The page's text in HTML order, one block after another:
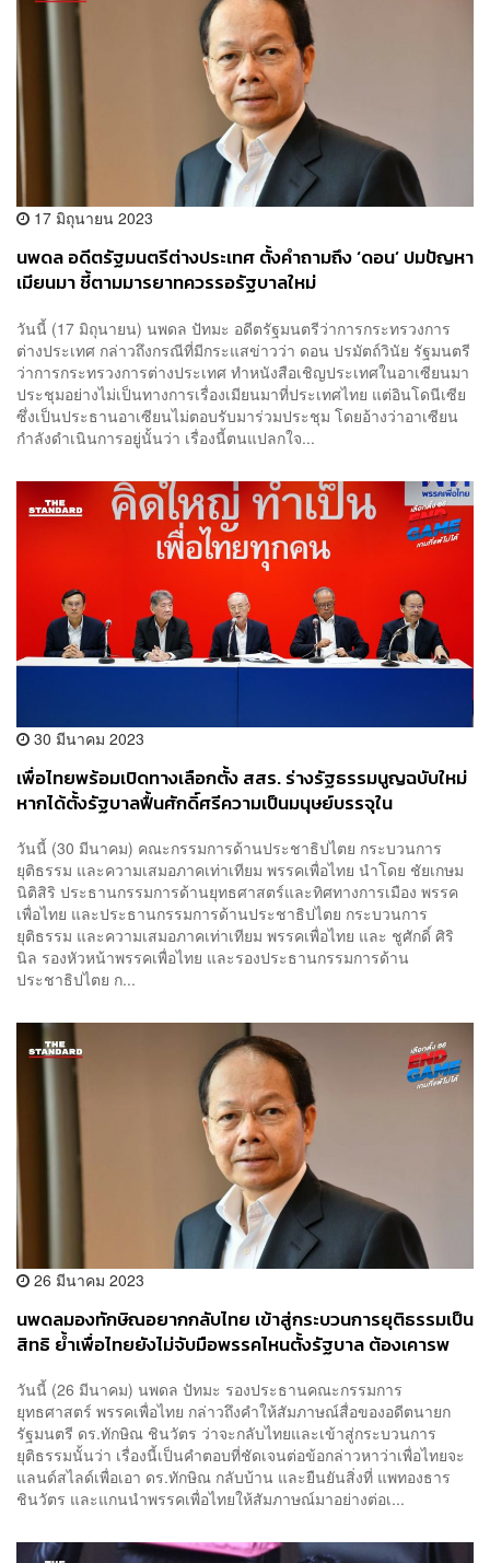
17 มิถุนายน 2023
นพดล อดีตรัฐมนตรีต่างประเทศ ตั้งคำถามถึง ‘ดอน’ ปมปัญหา
เมียนมา ชี้ตามมารยาทควรรอรัฐบาลใหม่
วันนี้ (17 มิถุนายน) นพดล ปัทมะ อดีตรัฐมนตรีว่าการกระทรวงการ
ต่างประเทศ กล่าวถึงกรณีที่มีกระแสข่าวว่า ดอน ปรมัตถ์วินัย รัฐมนตรี
ว่าการกระทรวงการต่างประเทศ ทำหนังสือเชิญประเทศในอาเซียนมา
ประชุมอย่างไม่เป็นทางการเรื่องเมียนมาที่ประเทศไทย แต่อินโดนีเซีย
ซึ่งเป็นประธานอาเซียนไม่ตอบรับมาร่วมประชุม โดยอ้างว่าอาเซียน
กำลังดำเนินการอยู่นั้นว่า เรื่องนี้ตนแปลกใจ...
30 มีนาคม 2023
เพื่อไทยพร้อมเปิดทางเลือกตั้ง สสร. ร่างรัฐธรรมนูญฉบับใหม่
หากได้ตั้งรัฐบาลฟื้นศักดิ์ศรีความเป็นมนุษย์บรรจุใน
วันนี้ (30 มีนาคม) คณะกรรมการด้านประชาธิปไตย กระบวนการ
ยุติธรรม และความเสมอภาคเท่าเทียม พรรคเพื่อไทย นำโดย ชัยเกษม
นิติสิริ​​ ประธานกรรมการด้านยุทธศาสตร์และทิศทางการเมือง พรรค
เพื่อไทย และประธานกรรมการด้านประชาธิปไตย กระบวนการ
ยุติธรรม และความเสมอภาคเท่าเทียม พรรคเพื่อไทย และ ชูศักดิ์ ศิริ
นิล รองหัวหน้าพรรคเพื่อไทย และรองประธานกรรมการด้าน
ประชาธิปไตย ก...
26 มีนาคม 2023
นพดลมองทักษิณอยากกลับไทย เข้าสู่กระบวนการยุติธรรมเป็น
สิทธิ ย้ำเพื่อไทยยังไม่จับมือพรรคไหนตั้งรัฐบาล ต้องเคารพ
วันนี้ (26 มีนาคม) นพดล ปัทมะ รองประธานคณะกรรมการ
ยุทธศาสตร์ พรรคเพื่อไทย กล่าวถึงคำให้สัมภาษณ์สื่อของอดีตนายก
รัฐมนตรี ดร.ทักษิณ ชินวัตร ว่าจะกลับไทยและเข้าสู่กระบวนการ
ยุติธรรมนั้นว่า เรื่องนี้เป็นคำตอบที่ชัดเจนต่อข้อกล่าวหาว่าเพื่อไทยจะ
แลนด์สไลด์เพื่อเอา ดร.ทักษิณ กลับบ้าน และยืนยันสิ่งที่ แพทองธาร
ชินวัตร และแกนนำพรรคเพื่อไทยให้สัมภาษณ์มาอย่างต่อเ...